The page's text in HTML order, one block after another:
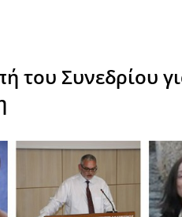
Επιτροπή
Σπάρτη